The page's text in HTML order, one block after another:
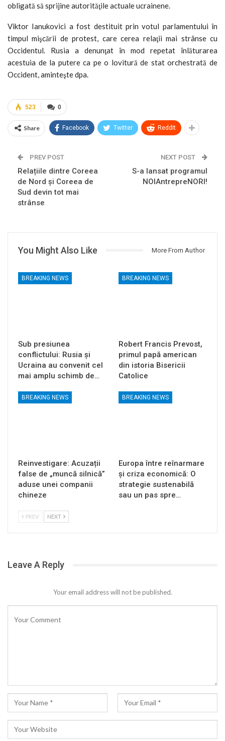
obligată să sprijine autorităţile actuale ucrainene.
Viktor Ianukovici a fost destituit prin votul parlamentului în
timpul mişcării de protest, care cerea relaţii mai strânse cu
Occidentul. Rusia a denunţat în mod repetat înlăturarea
acestuia de la putere ca pe o lovitură de stat orchestrată de
Occident, aminteşte dpa.
0
523
Share Facebook Twitter ReddIt
PREV POST
Relațiile dintre Coreea
de Nord și Coreea de
Sud devin tot mai
strânse
NEXT POST
S-a lansat programul
NOIAntrepreNORI!
You Might Also Like More From Author
BREAKING NEWS
Sub presiunea
conflictului: Rusia și
Ucraina au convenit cel
mai amplu schimb de…
BREAKING NEWS
Robert Francis Prevost,
primul papă american
din istoria Bisericii
Catolice
BREAKING NEWS
Reinvestigare: Acuzații
false de „muncă silnică”
aduse unei companii
chineze
BREAKING NEWS
Europa între reînarmare
și criza economică: O
strategie sustenabilă
sau un pas spre…
PREV NEXT
Leave A Reply
Your email address will not be published.